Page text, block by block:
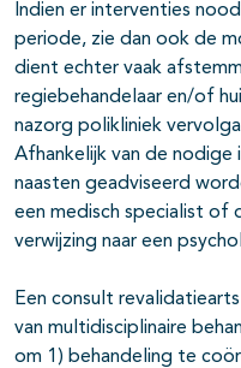
Indien er interventies
periode, zie dan ook de
dient echter vaak
regiebehandelaar en/of
nazorg polikliniek
Afhankelijk van de
naasten geadviseerd
een medisch specialist of
verwijzing naar een
Een consult
van multidisciplinaire
om 1) behandeling te